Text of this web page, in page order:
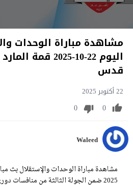
مشاهدة مباراة الوحدات
اليوم 22-10-
قدس
22 أكتوبر 2025
0
0
Waleed